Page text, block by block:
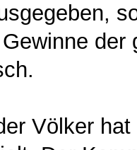
Völker